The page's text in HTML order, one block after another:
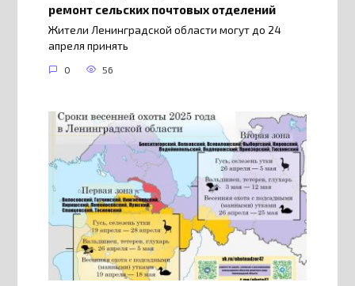
ремонт сельских почтовых отделений
Жители Ленинградской области могут до 24
апреля принять
0 56